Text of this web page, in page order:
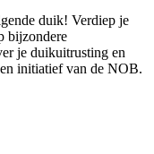
duik! Verdiep je
bijzondere
je duikuitrusting en
initiatief van de NOB.